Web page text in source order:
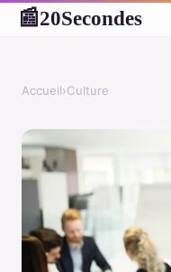
📰20Secondes
Accueil›Culture